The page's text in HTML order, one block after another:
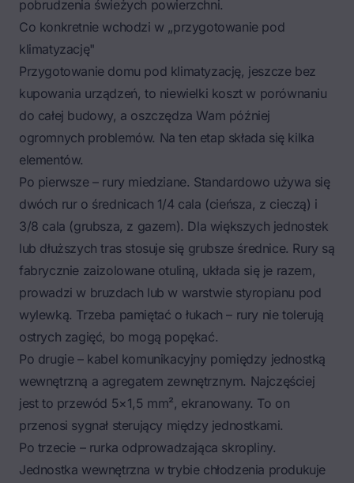
pobrudzenia świeżych powierzchni.
Co konkretnie wchodzi w „przygotowanie pod
klimatyzację"
Przygotowanie domu pod klimatyzację, jeszcze bez
kupowania urządzeń, to niewielki koszt w porównaniu
do całej budowy, a oszczędza Wam później
ogromnych problemów. Na ten etap składa się kilka
elementów.
Po pierwsze – rury miedziane. Standardowo używa się
dwóch rur o średnicach 1/4 cala (cieńsza, z cieczą) i
3/8 cala (grubsza, z gazem). Dla większych jednostek
lub dłuższych tras stosuje się grubsze średnice. Rury są
fabrycznie zaizolowane otuliną, układa się je razem,
prowadzi w bruzdach lub w warstwie styropianu pod
wylewką. Trzeba pamiętać o łukach – rury nie tolerują
ostrych zagięć, bo mogą popękać.
Po drugie – kabel komunikacyjny pomiędzy jednostką
wewnętrzną a agregatem zewnętrznym. Najczęściej
jest to przewód 5×1,5 mm², ekranowany. To on
przenosi sygnał sterujący między jednostkami.
Po trzecie – rurka odprowadzająca skropliny.
Jednostka wewnętrzna w trybie chłodzenia produkuje